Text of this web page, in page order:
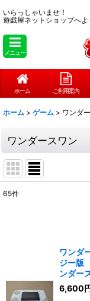
いらっしゃいませ！
遊戯屋ネットショップへよ
メニュー
ホーム ご利用案内
ホーム > ゲーム > ワンダ
ワンダースワン
65件
ワンダ
ジー
ンダー
6,600